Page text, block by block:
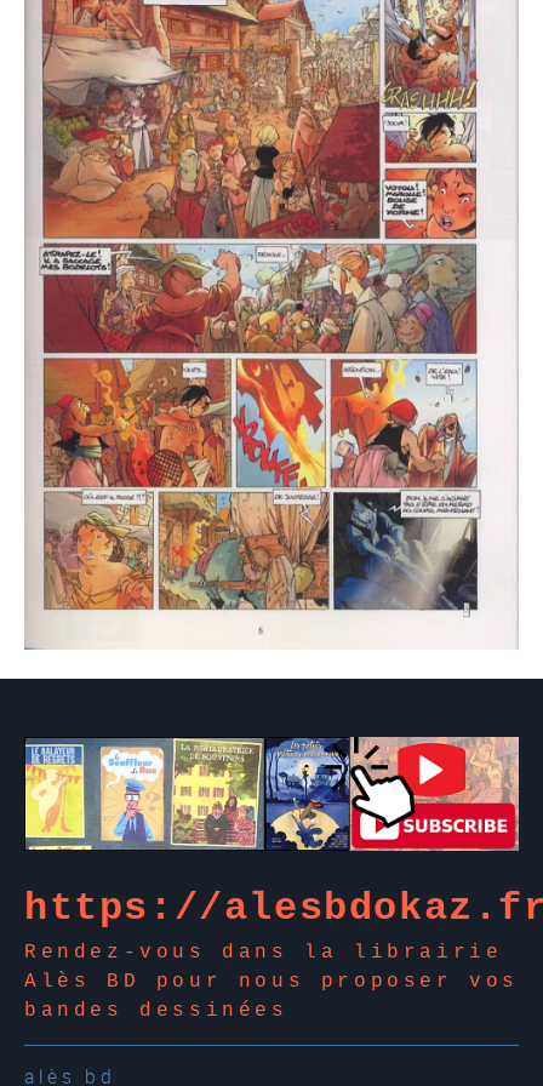
https://
Rendez-vous dans la librairie
Alès BD pour nous proposer vos
bandes dessinées
alès bd